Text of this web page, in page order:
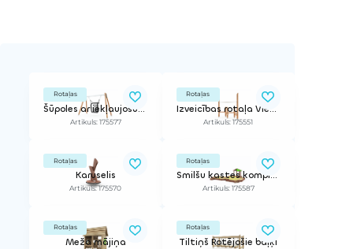
Rotaļas
Šūpoles ar iekļaujošu sēdeklīti (sēdeklis iekļauts komplektā)
Artikuls: 175577
Rotaļas
Izveicības rotaļa Vienradžu stallis
Artikuls: 175551
Rotaļas
Karuselis
Artikuls: 175570
Rotaļas
Smilšu kastes komplekss Mojaves tuksneša atpūta
Artikuls: 175587
Rotaļas
Meža mājiņa
Rotaļas
Tiltiņš Rotējošie baļķi